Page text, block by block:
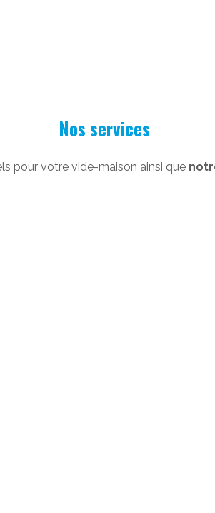
Nos services
pour votre vide-maison ainsi que